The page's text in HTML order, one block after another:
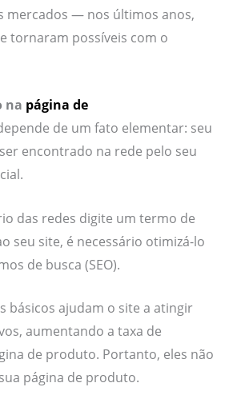
mercados — nos últimos anos,
tornaram possíveis com o
na página de
de um fato elementar: seu
encontrado na rede pelo seu
das redes digite um termo de
seu site, é necessário otimizá-lo
de busca (SEO).
básicos ajudam o site a atingir
aumentando a taxa de
de produto. Portanto, eles não
página de produto.